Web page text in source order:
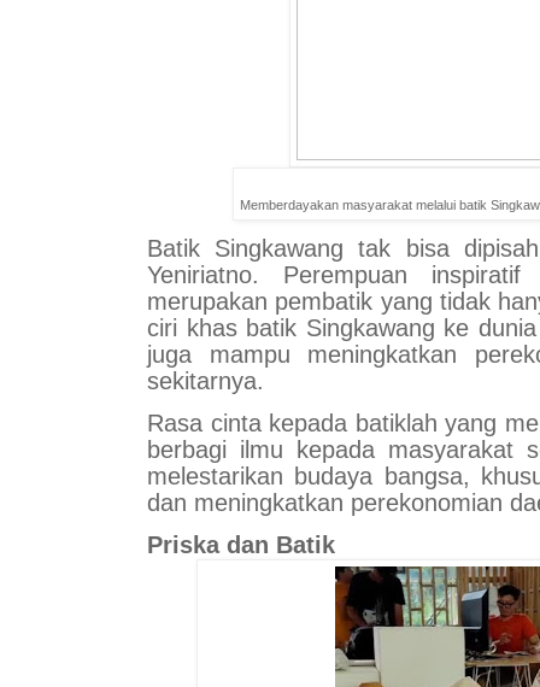
Memberdayakan masyarakat melalui batik
Batik Singkawang tak bisa
Yeniriatno. Perempuan
merupakan pembatik yang tidak
ciri khas batik Singkawang ke
juga mampu meningkatkan
sekitarnya.
Rasa cinta kepada batiklah yang
berbagi ilmu kepada masyarakat
melestarikan budaya bangsa,
dan meningkatkan perekonomian
Priska dan Batik